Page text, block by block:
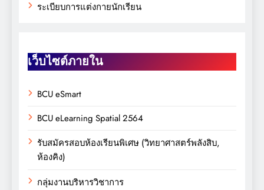
ระเบียบการแต่งกายนักเรียน
เว็บไซต์ภายใน
BCU eSmart
BCU eLearning Spatial 2564
รับสมัครสอบห้องเรียนพิเศษ (วิทยาศาสตร์พลังสิบ,
ห้องคิง)
กลุ่มงานบริหารวิชาการ